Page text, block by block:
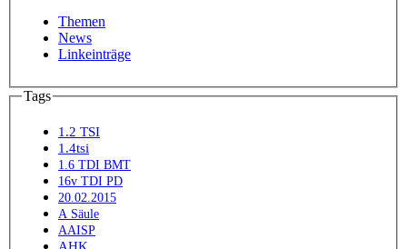
Themen
News
Linkeinträge
Tags
1.2 TSI
1.4tsi
1.6 TDI BMT
16v TDI PD
20.02.2015
A Säule
AAISP